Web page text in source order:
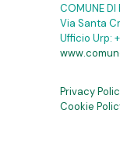
COMUNE DI
Via Santa
Ufficio Urp:
Privacy
Cookie